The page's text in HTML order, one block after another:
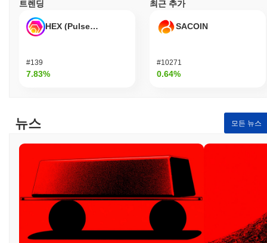
트렌딩
HEX (Pulsechain)
#139
7.83%
최근 추가
SACOIN
#10271
0.64%
뉴스 모든 뉴스